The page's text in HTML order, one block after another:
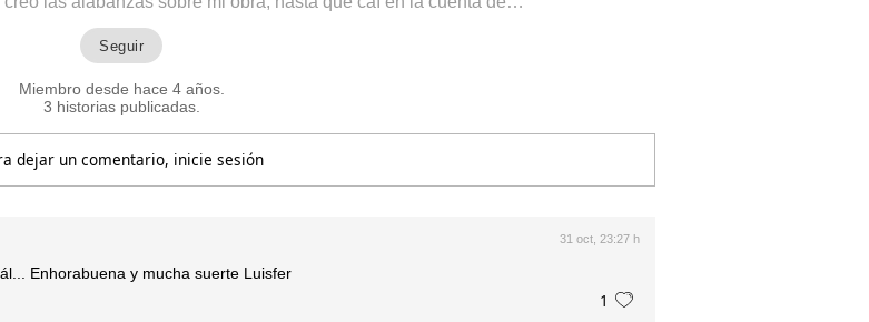
Miembro desde hace 4 años.
3 historias publicadas.
dejar un comentario, inicie sesión
31 oct, 23:27 h
Enhorabuena y mucha suerte Luisfer
1